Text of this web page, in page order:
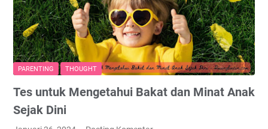
n
e
P
s
i
k
o
PARENTING THOUGHT
Tes untuk Mengetahui Bakat dan Minat Anak
Sejak Dini